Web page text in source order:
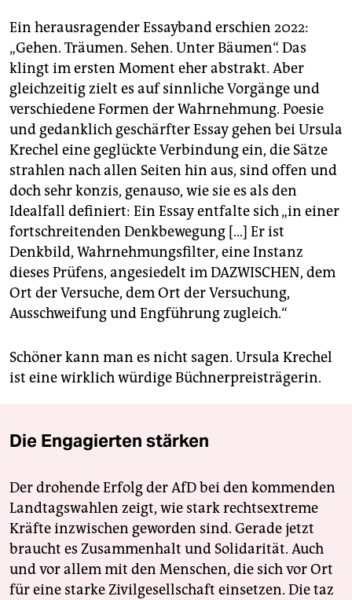
Ein herausragender Essayband erschien 2022:
„Gehen. Träumen. Sehen. Unter Bäumen“. Das
klingt im ersten Moment eher abstrakt. Aber
gleichzeitig zielt es auf sinnliche Vorgänge und
verschiedene Formen der Wahrnehmung. Poesie
und gedanklich geschärfter Essay gehen bei Ursula
Krechel eine geglückte Verbindung ein, die Sätze
strahlen nach allen Seiten hin aus, sind offen und
doch sehr konzis, genauso, wie sie es als den
Idealfall definiert: Ein Essay entfalte sich „in einer
fortschreitenden Denkbewegung […] Er ist
Denkbild, Wahrnehmungsfilter, eine Instanz
dieses Prüfens, angesiedelt im DAZWISCHEN, dem
Ort der Versuche, dem Ort der Versuchung,
Ausschweifung und Engführung zugleich.“
Schöner kann man es nicht sagen. Ursula Krechel
ist eine wirklich würdige Büchnerpreisträgerin.
Die Engagierten stärken
Der drohende Erfolg der AfD bei den kommenden
Landtagswahlen zeigt, wie stark rechtsextreme
Kräfte inzwischen geworden sind. Gerade jetzt
braucht es Zusammenhalt und Solidarität. Auch
und vor allem mit den Menschen, die sich vor Ort
für eine starke Zivilgesellschaft einsetzen. Die taz